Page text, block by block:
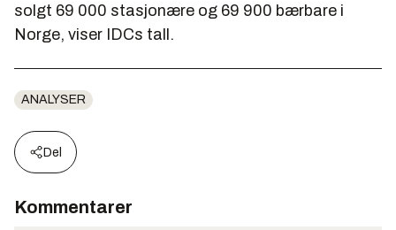
solgt 69 000 stasjonære og 69 900 bærbare i
Norge, viser IDCs tall.
ANALYSER
Del
Kommentarer